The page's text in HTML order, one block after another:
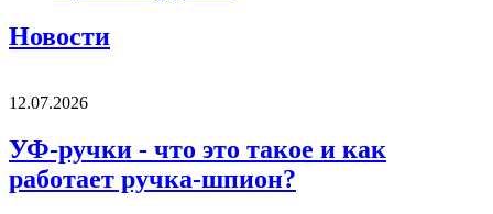
Новости
12.07.2026
УФ-ручки - что это такое и как
работает ручка-шпион?